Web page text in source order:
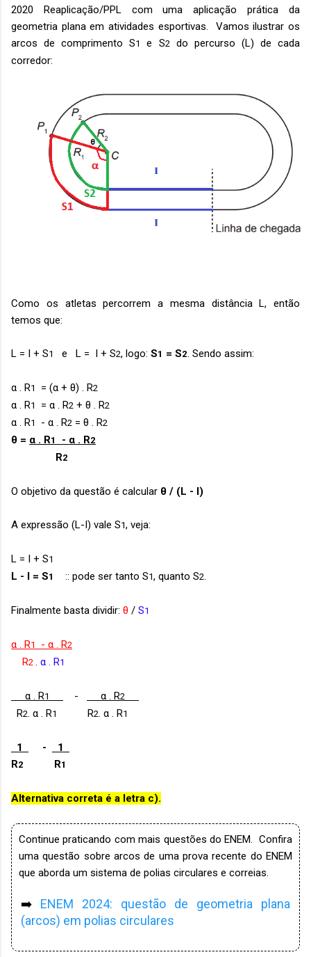
2020 Reaplicação/PPL com uma aplicação prática da
geometria plana em atividades esportivas. Vamos ilustrar os
arcos de comprimento S1 e S2do percurso (L) de cada
corredor:
Como os atletas percorrem a mesma distância L, então
temos que:
L = I + S1 e L = I + S2, logo: S1 = S2. Sendo assim:
α . R1 = (α + θ) . R2
α . R1 = α . R2 + θ . R2
α . R1 - α . R2 = θ . R2
θ = α . R1 - α . R2
R2
O objetivo da questão é calcular θ / (L - I)
A expressão (L-I) vale S1, veja:
L = I + S1
L - I = S1 :: pode ser tanto S1, quanto S2.
Finalmente basta dividir: θ / S1
α . R1 - α . R2
R2 . α . R1
α . R1 - α . R2
R2. α . R1 R2. α . R1
1 -
1
R2 R1
Alternativa correta é a letra c).
Continue praticando com mais questões do ENEM. Confira
uma questão sobre arcos de uma prova recente do ENEM
que aborda um sistema de polias circulares e correias.
➡️ ENEM 2024: questão de geometria plana
(arcos) em polias circulares